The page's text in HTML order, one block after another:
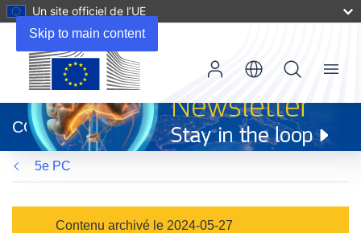
Skip to main content
Un site officiel de l’UE
dans
une
nouvelle
fenêtre)
CORDIS
Menu
5e PC
Contenu archivé le 2024-05-27